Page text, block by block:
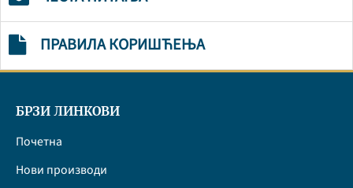
ПРАВИЛА КОРИШЋЕЊА
БРЗИ ЛИНКОВИ
Почетна
Нови производи